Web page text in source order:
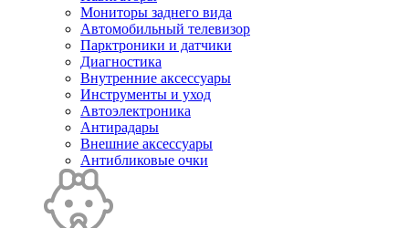
Мониторы заднего вида
Автомобильный телевизор
Парктроники и датчики
Диагностика
Внутренние аксессуары
Инструменты и уход
Автоэлектроника
Антирадары
Внешние аксессуары
Антибликовые очки